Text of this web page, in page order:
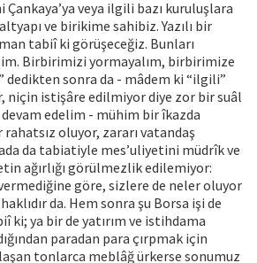
veya ilgili bazı kuruluşlara
ve birikime sahibiz. Yazılı bir
tabiî ki görüşeceğiz. Bunları
Birbirimizi yormayalım, birbirimize
dedikten sonra da - mâdem ki “ilgili”
niçin istişâre edilmiyor diye zor bir suâl
edelim - mühim bir îkazda
oluyor, zararı vatandaş
da tabiatiyle mes’uliyetini müdrîk ve
ağırlığı görülmezlik edilemiyor:
göre, sizlere de neler oluyor
da. Hem sonra şu Borsa işi de
ki; ya bir de yatırım ve istihdama
paradan para çırpmak için
tonlarca meblâğ ürkerse sonumuz